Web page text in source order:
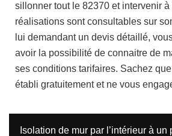
sillonner tout le 82370 et intervenir
réalisations sont consultables sur
lui demandant un devis détaillé,
avoir la possibilité de connaitre de
ses conditions tarifaires. Sachez
établi gratuitement et ne vous
Isolation de mur par l’intérieur à un